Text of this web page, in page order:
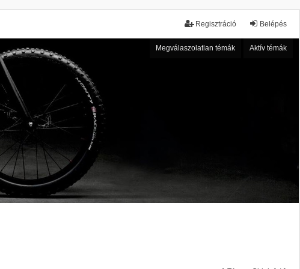
Belépés
Regisztráció
Megválaszolatlan témák Aktív témák